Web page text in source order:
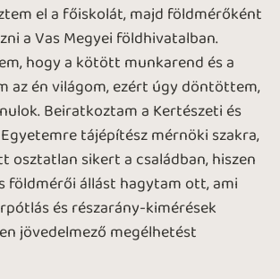
el a főiskolát, majd földmérőként
a Vas Megyei földhivatalban.
hogy a kötött munkarend és a
az én világom, ezért úgy döntöttem,
Beiratkoztam a Kertészeti és
tájépítész mérnöki szakra,
osztatlan sikert a családban, hiszen
földmérői állást hagytam ott, ami
és részarány-kimérések
jövedelmező megélhetést